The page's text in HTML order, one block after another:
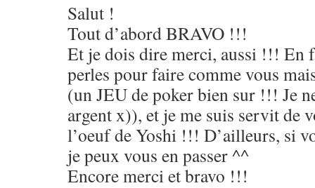
Salut !
Tout d’abord BRAVO !!!
Et je dois dire merci, aussi !!! En
perles pour faire comme vous
(un JEU de poker bien sur !!! Je
argent x)), et je me suis servit de
l’oeuf de Yoshi !!! D’ailleurs, si
je peux vous en passer ^^
Encore merci et bravo !!!